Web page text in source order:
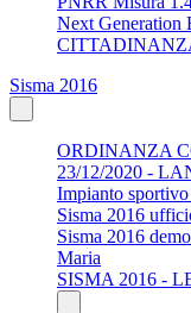
Next Generation
Sisma 2016
ORDINANZA
23/12/2020 -
Impianto
Sisma 2016
Sisma 2016
Maria
SISMA 2016 -